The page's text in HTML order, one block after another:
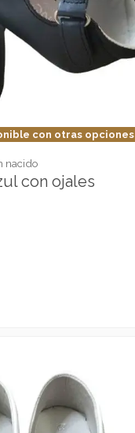
con otras opciones
nacido
con ojales